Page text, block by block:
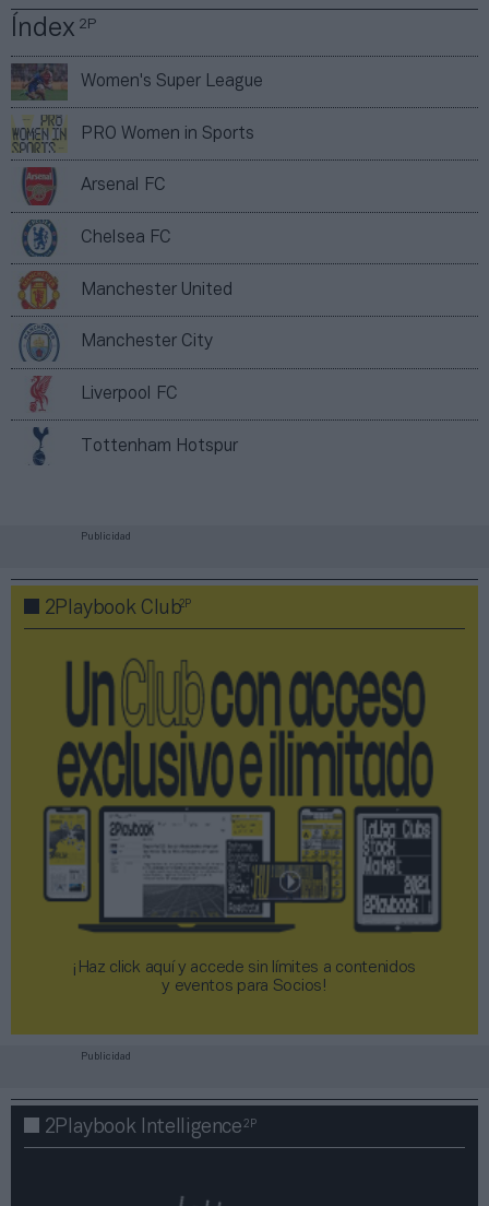
Índex2P
Women's Super League
PRO Women in Sports
Arsenal FC
Chelsea FC
Manchester United
Manchester City
Liverpool FC
Tottenham Hotspur
Publicidad
2Playbook Club2P
¡Haz click aquí y accede sin límites a contenidos
y eventos para Socios!​​​​​​​
Publicidad
2Playbook Intelligence2P